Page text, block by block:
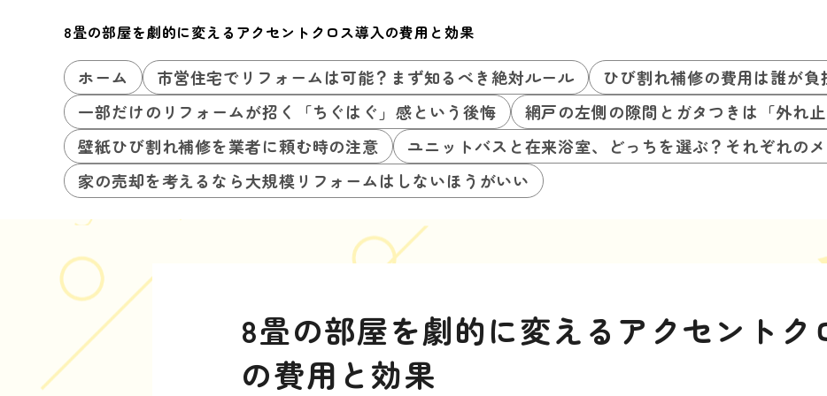
8畳の部屋を劇的に変えるアクセントクロス導入の費用と効果
ホーム 市営住宅でリフォームは可能？まず知るべき絶対ルール
ひび割れ補修の費用は誰が負
一部だけのリフォームが招く「ちぐはぐ」感という後悔
網戸の左側の隙間とガタつきは「外れ
壁紙ひび割れ補修を業者に頼む時の注意
ユニットバスと在来浴室、どっちを選ぶ？それぞれの
家の売却を考えるなら大規模リフォームはしないほうがいい
8畳の部屋を劇的に変えるアクセントク
の費用と効果